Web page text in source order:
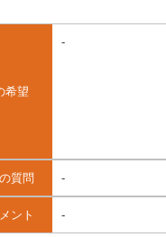
希望
-
質問 -
ント -